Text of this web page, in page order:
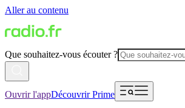
Aller au contenu
Que souhaitez-vous écouter ?
Ouvrir l'appDécouvrir Prime